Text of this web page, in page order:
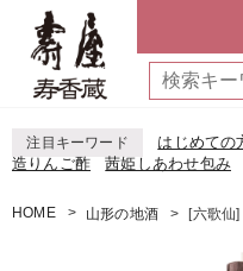
注目キーワード はじめての
造りんご酢
茜姫しあわせ包み
HOME 山形の地酒 [六歌仙